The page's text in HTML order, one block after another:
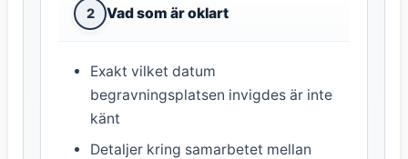
2 Vad som är oklart
Exakt vilket datum
begravningsplatsen invigdes är inte
känt
Detaljer kring samarbetet mellan